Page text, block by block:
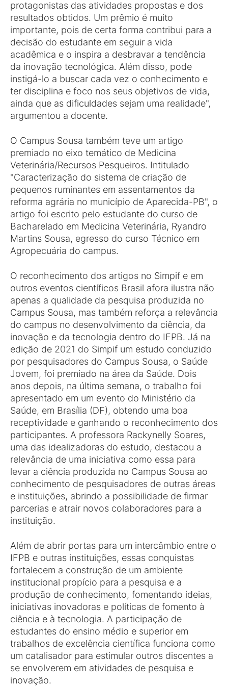
protagonistas das atividades propostas e dos
resultados obtidos. Um prêmio é muito
importante, pois de certa forma contribui para a
decisão do estudante em seguir a vida
acadêmica e o inspira a desbravar a tendência
da inovação tecnológica. Além disso, pode
instigá-lo a buscar cada vez o conhecimento e
ter disciplina e foco nos seus objetivos de vida,
ainda que as dificuldades sejam uma realidade",
argumentou a docente.
O Campus Sousa também teve um artigo
premiado no eixo temático de Medicina
Veterinária/Recursos Pesqueiros. Intitulado
"Caracterização do sistema de criação de
pequenos ruminantes em assentamentos da
reforma agrária no município de Aparecida-PB", o
artigo foi escrito pelo estudante do curso de
Bacharelado em Medicina Veterinária, Ryandro
Martins Sousa, egresso do curso Técnico em
Agropecuária do campus.
O reconhecimento dos artigos no Simpif e em
outros eventos científicos Brasil afora ilustra não
apenas a qualidade da pesquisa produzida no
Campus Sousa, mas também reforça a relevância
do campus no desenvolvimento da ciência, da
inovação e da tecnologia dentro do IFPB. Já na
edição de 2021 do Simpif um estudo conduzido
por pesquisadores do Campus Sousa, o Saúde
Jovem, foi premiado na área da Saúde. Dois
anos depois, na última semana, o trabalho foi
apresentado em um evento do Ministério da
Saúde, em Brasília (DF), obtendo uma boa
receptividade e ganhando o reconhecimento dos
participantes. A professora Rackynelly Soares,
uma das idealizadoras do estudo, destacou a
relevância de uma iniciativa como essa para
levar a ciência produzida no Campus Sousa ao
conhecimento de pesquisadores de outras áreas
e instituições, abrindo a possibilidade de firmar
parcerias e atrair novos colaboradores para a
instituição.
Além de abrir portas para um intercâmbio entre o
IFPB e outras instituições, essas conquistas
fortalecem a construção de um ambiente
institucional propício para a pesquisa e a
produção de conhecimento, fomentando ideias,
iniciativas inovadoras e políticas de fomento à
ciência e à tecnologia. A participação de
estudantes do ensino médio e superior em
trabalhos de excelência científica funciona como
um catalisador para estimular outros discentes a
se envolverem em atividades de pesquisa e
inovação.